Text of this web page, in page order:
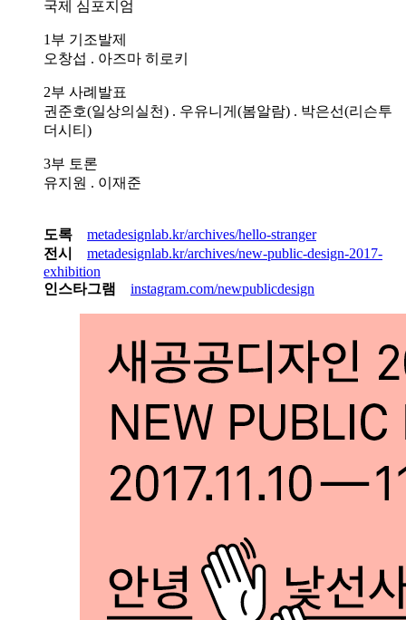
국제 심포지엄
1부 기조발제
오창섭 . 아즈마 히로키
2부 사례발표
권준호(일상의실천) . 우유니게(봄알람) . 박은선(리슨투
더시티)
3부 토론
유지원 . 이재준
도록
metadesignlab.kr/archives/hello-stranger
전시
metadesignlab.kr/archives/new-public-design-2017-
exhibition
인스타그램
instagram.com/newpublicdesign